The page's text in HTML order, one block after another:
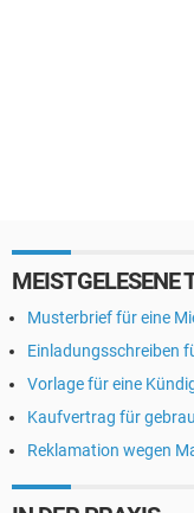
MEISTGELESENE
Musterbrief für eine
Einladungsschreiben
Vorlage für eine
Kaufvertrag für
Reklamation wegen